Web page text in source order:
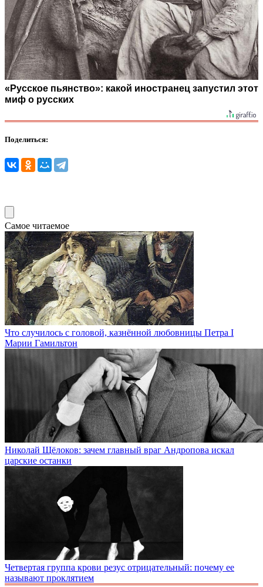
«Русское пьянство»: какой иностранец запустил этот
миф о русских
Поделиться:
Самое читаемое
Что случилось с головой, казнённой любовницы Петра I
Марии Гамильтон
Николай Щёлоков: зачем главный враг Андропова искал
царские останки
Четвертая группа крови резус отрицательный: почему ее
называют проклятием